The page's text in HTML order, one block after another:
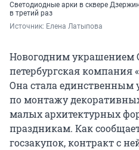
Светодиодные арки в сквере
в третий раз
Источник: Елена Латыпова
Новогодним украшением
петербургская компания
Она стала единственным
по монтажу
малых архитектурных
праздникам. Как
госзакупок, контракт с